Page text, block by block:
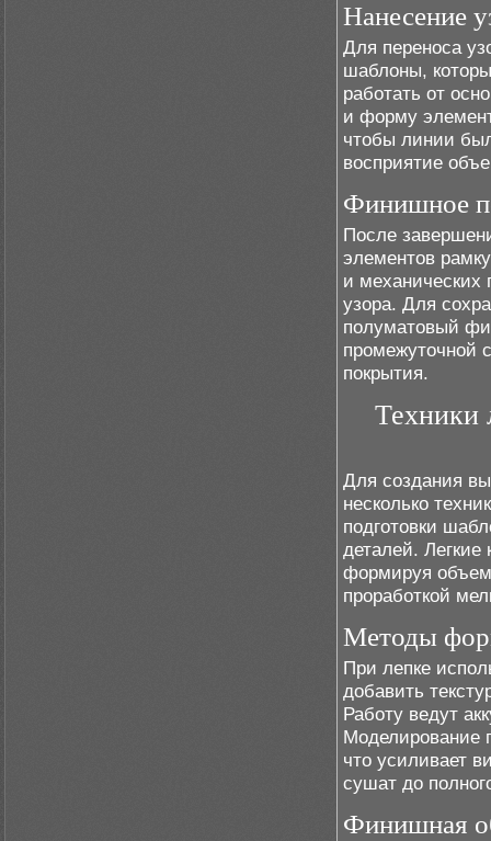
Нанесение
Для переноса
шаблоны,
работать от
и форму
чтобы линии
восприятие
Финишное
После
элементов
и механических
узора. Для
полуматовый
промежуточной
покрытия.
Техники
Для создания
несколько
подготовки
деталей.
формируя
проработкой
Методы
При лепке
добавить
Работу ведут
Моделирование
что усиливает
сушат до
Финишная